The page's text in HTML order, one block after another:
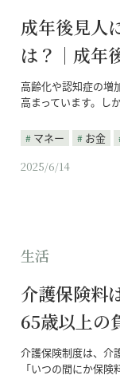
成年後見人
は？｜成年
高齢化や認知症の増
高まっています。し
マネー お金
2025/6/14
生活
介護保険料
65歳以上の
介護保険制度は、介
「いつの間にか保